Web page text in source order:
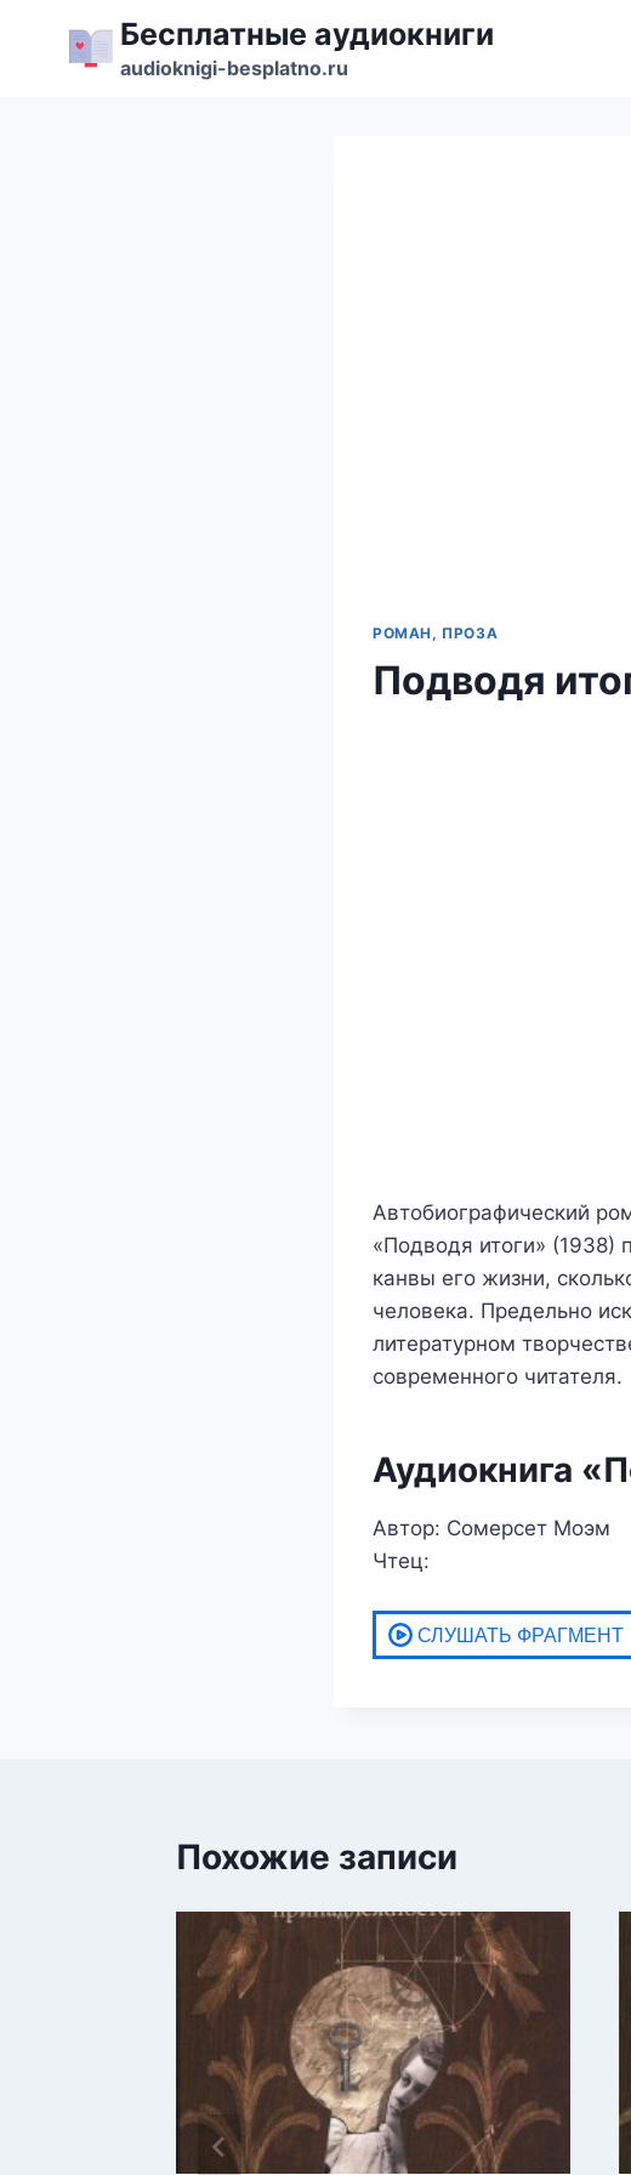
содержимому
Бесплатные аудиокниги
audioknigi-besplatno.ru
РОМАН, ПРОЗА
Подводя
Автобиографический
«Подводя итоги» (1938)
канвы его жизни,
человека. Предельно
литературном
современного читателя.
Аудиокнига
Автор: Сомерсет Моэм
Чтец:
Похожие записи